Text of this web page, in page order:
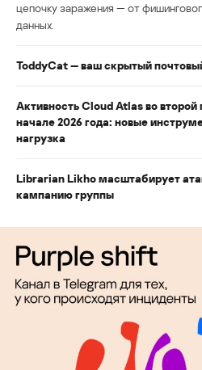
цепочку заражения — от
данных.
ToddyCat — ваш скрытый
Активность Cloud Atlas во второй
начале 2026 года: новые
нагрузка
Librarian Likho масштабирует
кампанию группы